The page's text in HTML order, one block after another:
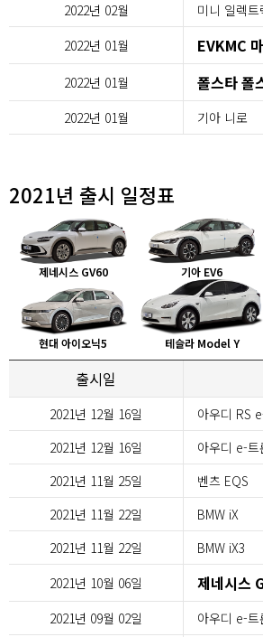
2022년 02월
미니 일렉트
2022년 01월
EVKMC
2022년 01월 폴스타 폴
2022년 01월 기아 니로
2021년 출시 일정표
제네시스 GV60 기아 EV6
현대 아이오닉5 테슬라 Model Y
출시일
2021년 12월 16일
아우디 RS
2021년 12월 16일
아우디 e-
2021년 11월 25일
벤츠 EQS
2021년 11월 22일
BMW iX
2021년 11월 22일
BMW iX3
2021년 10월 06일
제네시스
2021년 09월 02일
아우디 e-